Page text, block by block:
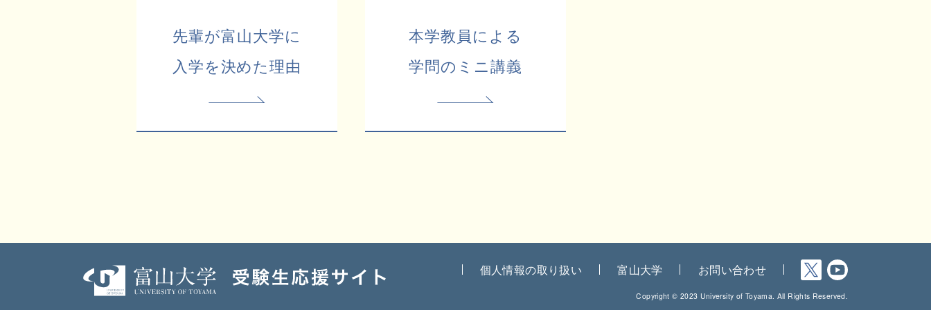
先輩が富山大学に
入学を決めた理由
本学教員による
学問のミニ講義
個人情報の取り扱い 富山大学 お問い合わせ
Copyright © 2023 University of Toyama. All Rights Reserved.